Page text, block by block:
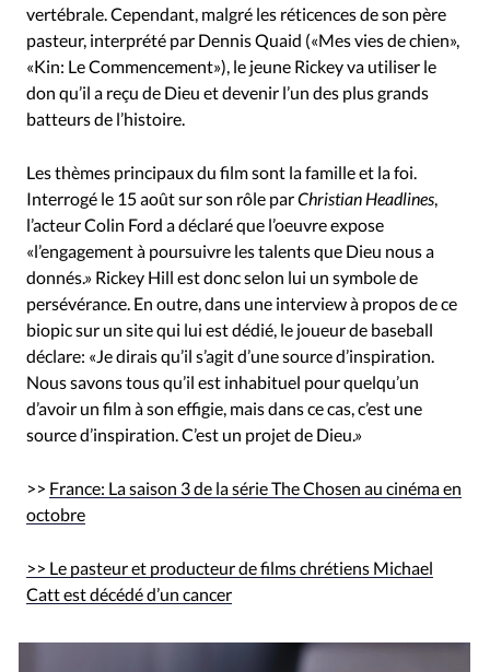
Société
vertébrale. Cependant, malgré les réticences de son père
pasteur, interprété par Dennis Quaid («Mes vies de chien»,
«Kin: Le Commencement»), le jeune Rickey va utiliser le
don qu’il a reçu de Dieu et devenir l’un des plus grands
batteurs de l’histoire.
Les thèmes principaux du film sont la famille et la foi.
Interrogé le 15 août sur son rôle parChristian Headlines,
l’acteur Colin Ford a déclaré que l’oeuvre expose
«l’engagement à poursuivre les talents que Dieu nous a
donnés.» Rickey Hill est donc selon lui un symbole de
persévérance. En outre, dans une interview à propos de ce
biopic sur un site qui lui est dédié, le joueur de baseball
déclare: «Je dirais qu’il s’agit d’une source d’inspiration.
Nous savons tous qu’il est inhabituel pour quelqu’un
d’avoir un film à son effigie, mais dans ce cas, c’est une
source d’inspiration. C’est un projet de Dieu.»
>> France: La saison 3 de la série The Chosen au cinéma en
octobre
>> Le pasteur et producteur de films chrétiens Michael
Catt est décédé d’un cancer